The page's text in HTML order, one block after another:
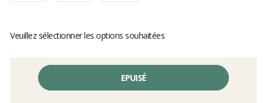
Veuillez sélectionner les options souhaitées
EPUISÉ